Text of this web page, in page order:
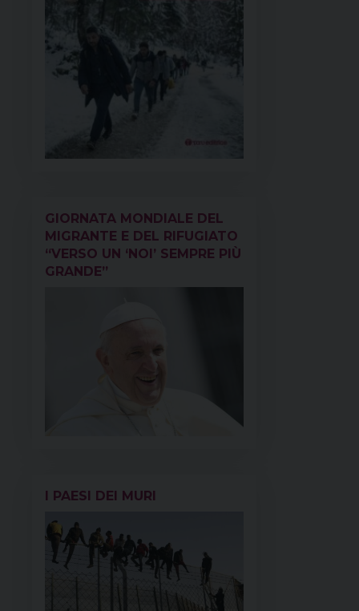
GIORNATA MONDIALE DEL
MIGRANTE E DEL RIFUGIATO
“VERSO UN ‘NOI’ SEMPRE PIÙ
GRANDE”
I PAESI DEI MURI